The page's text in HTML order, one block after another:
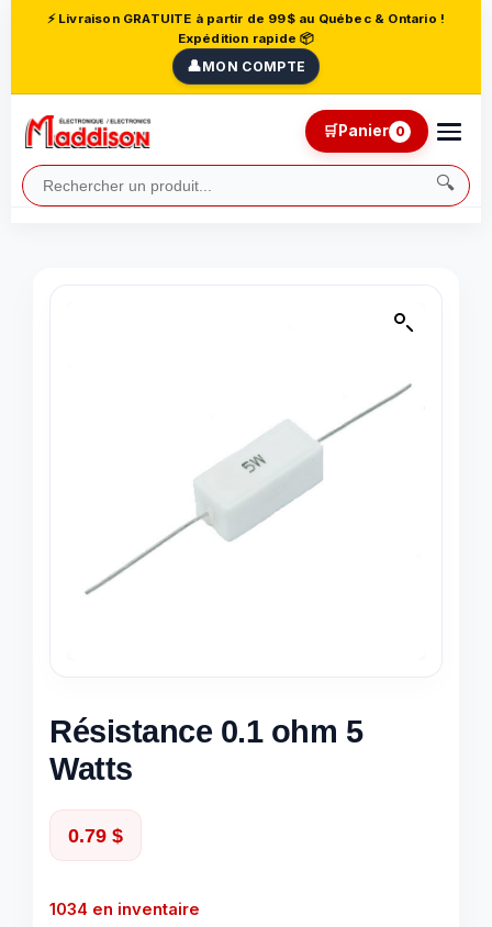
⚡ Livraison GRATUITE à partir de 99$ au Québec & Ontario !
Expédition rapide 📦
👤MON COMPTE
🔍
🛒Panier 0
Résistance 0.1 ohm 5
Watts
0.79 $
1034 en inventaire